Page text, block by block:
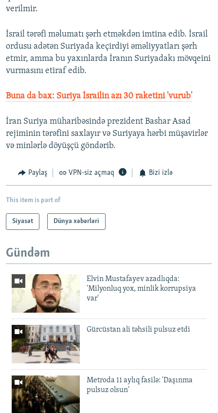
verilmir.
İsrail tərəfi məlumatı şərh etməkdən imtina edib. İsrail
ordusu adətən Suriyada keçirdiyi əməliyyatları şərh
etmir, amma bu yaxınlarda İranın Suriyadakı mövqeini
vurmasını etiraf edib.
Buna da bax: Suriya İsrailin azı 30 raketini 'vurub'
İran Suriya müharibəsində prezident Bashar Asad
rejiminin tərəfini saxlayır və Suriyaya hərbi müşavirlər
və minlərlə döyüşçü göndərib.
Paylaş VPN-siz açmaq Bizi izlə
This item is part of
Siyasət Dünya xəbərləri
Gündəm
Elvin Mustafayev azadlıqda:
'Milyonluq yox, minlik korrupsiya
var'
Gürcüstan ali təhsili pulsuz etdi
Metroda 11 aylıq fasilə: 'Daşınma
pulsuz olsun'